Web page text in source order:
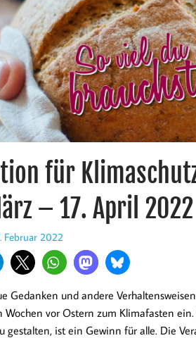
für
– 17. April 2022
Februar 2022
Gedanken und andere
Wochen vor Ostern zum Klimafasten
gestalten, ist ein Gewinn für alle. Die